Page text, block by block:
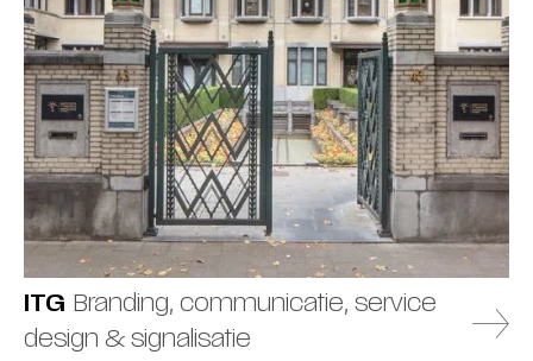
ITG Branding, communicatie, service
design & signalisatie